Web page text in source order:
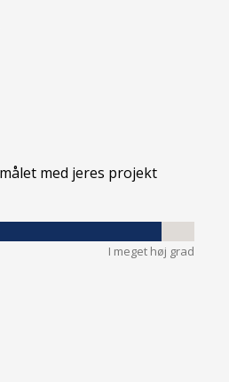
med jeres projekt
I meget høj grad